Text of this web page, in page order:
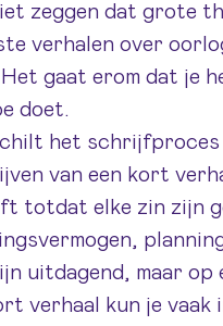
zeggen dat grote
verhalen over
Het gaat erom dat je
doet.
het schrijfproces
van een kort
totdat elke zin zijn
uitdagend, maar op
verhaal kun je